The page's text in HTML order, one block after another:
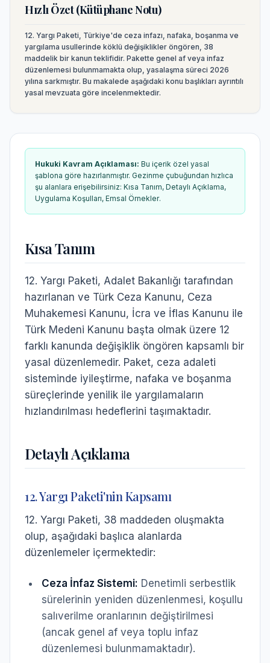
Hızlı Özet (Kütüphane Notu)
12. Yargı Paketi, Türkiye'de ceza infazı, nafaka, boşanma ve
yargılama usullerinde köklü değişiklikler öngören, 38
maddelik bir kanun teklifidir. Pakette genel af veya infaz
düzenlemesi bulunmamakta olup, yasalaşma süreci 2026
yılına sarkmıştır. Bu makalede aşağıdaki konu başlıkları ayrıntılı
yasal mevzuata göre incelenmektedir.
Hukuki Kavram Açıklaması: Bu içerik özel yasal
şablona göre hazırlanmıştır. Gezinme çubuğundan hızlıca
şu alanlara erişebilirsiniz: Kısa Tanım, Detaylı Açıklama,
Uygulama Koşulları, Emsal Örnekler.
Kısa Tanım
12. Yargı Paketi, Adalet Bakanlığı tarafından
hazırlanan ve Türk Ceza Kanunu, Ceza
Muhakemesi Kanunu, İcra ve İflas Kanunu ile
Türk Medeni Kanunu başta olmak üzere 12
farklı kanunda değişiklik öngören kapsamlı bir
yasal düzenlemedir. Paket, ceza adaleti
sisteminde iyileştirme, nafaka ve boşanma
süreçlerinde yenilik ile yargılamaların
hızlandırılması hedeflerini taşımaktadır.
Detaylı Açıklama
12. Yargı Paketi'nin Kapsamı
12. Yargı Paketi, 38 maddeden oluşmakta
olup, aşağıdaki başlıca alanlarda
düzenlemeler içermektedir:
Ceza İnfaz Sistemi: Denetimli serbestlik
sürelerinin yeniden düzenlenmesi, koşullu
salıverilme oranlarının değiştirilmesi
(ancak genel af veya toplu infaz
düzenlemesi bulunmamaktadır).